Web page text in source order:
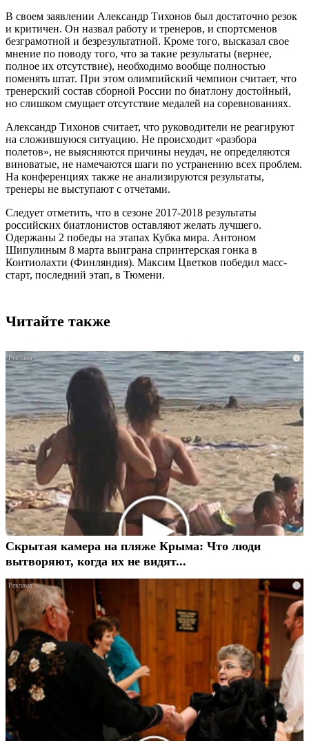
В своем заявлении Александр Тихонов был достаточно резок
и критичен. Он назвал работу и тренеров, и спортсменов
безграмотной и безрезультатной. Кроме того, высказал свое
мнение по поводу того, что за такие результаты (вернее,
полное их отсутствие), необходимо вообще полностью
поменять штат. При этом олимпийский чемпион считает, что
тренерский состав сборной России по биатлону достойный,
но слишком смущает отсутствие медалей на соревнованиях.
Александр Тихонов считает, что руководители не реагируют
на сложившуюся ситуацию. Не происходит «разбора
полетов», не выясняются причины неудач, не определяются
виноватые, не намечаются шаги по устранению всех проблем.
На конференциях также не анализируются результаты,
тренеры не выступают с отчетами.
Следует отметить, что в сезоне 2017-2018 результаты
российских биатлонистов оставляют желать лучшего.
Одержаны 2 победы на этапах Кубка мира. Антоном
Шипулиным 8 марта выиграна спринтерская гонка в
Контиолахти (Финляндия). Максим Цветков победил масс-
старт, последний этап, в Тюмени.
Читайте также
i
Скрытая камера на пляже Крыма: Что люди
вытворяют, когда их не видят...
i